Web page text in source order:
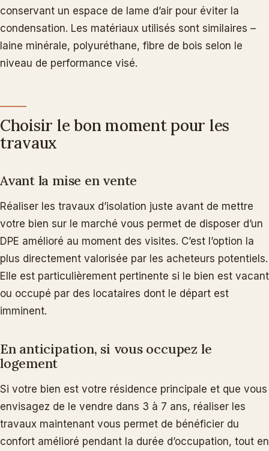
conservant un espace de lame d’air pour éviter la
condensation. Les matériaux utilisés sont similaires –
laine minérale, polyuréthane, fibre de bois selon le
niveau de performance visé.
Choisir le bon moment pour les
travaux
Avant la mise en vente
Réaliser les travaux d’isolation juste avant de mettre
votre bien sur le marché vous permet de disposer d’un
DPE amélioré au moment des visites. C’est l’option la
plus directement valorisée par les acheteurs potentiels.
Elle est particulièrement pertinente si le bien est vacant
ou occupé par des locataires dont le départ est
imminent.
En anticipation, si vous occupez le
logement
Si votre bien est votre résidence principale et que vous
envisagez de le vendre dans 3 à 7 ans, réaliser les
travaux maintenant vous permet de bénéficier du
confort amélioré pendant la durée d’occupation, tout en